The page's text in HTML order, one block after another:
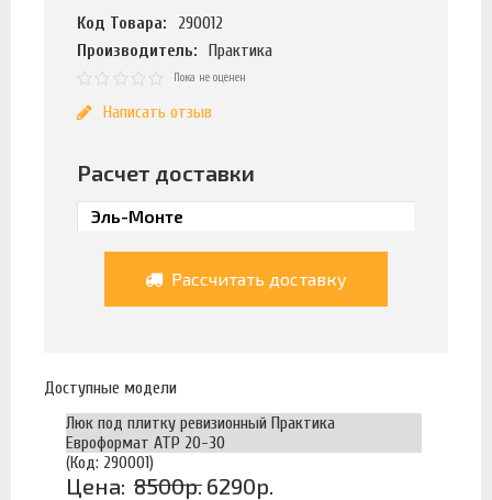
Код Товара:
290012
Производитель:
Практика
Пока не оценен
Написать отзыв
Расчет доставки
Рассчитать доставку
Доступные модели
Люк под плитку ревизионный Практика
Евроформат АТР 20-30
(Код: 290001)
Цена: 8500р. 6290р.